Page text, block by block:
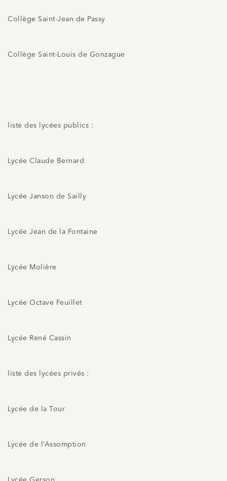
Collège Saint-Jean de Passy
Collège Saint-Louis de Gonzague
liste des lycées publics :
Lycée Claude Bernard
Lycée Janson de Sailly
Lycée Jean de la Fontaine
Lycée Molière
Lycée Octave Feuillet
Lycée René Cassin
liste des lycées privés :
Lycée de la Tour
Lycée de l’Assomption